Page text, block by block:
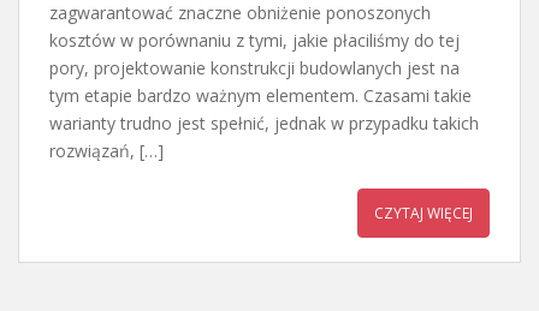
zagwarantować znaczne obniżenie ponoszonych
kosztów w porównaniu z tymi, jakie płaciliśmy do tej
pory, projektowanie konstrukcji budowlanych jest na
tym etapie bardzo ważnym elementem. Czasami takie
warianty trudno jest spełnić, jednak w przypadku takich
rozwiązań, […]
CZYTAJ WIĘCEJ